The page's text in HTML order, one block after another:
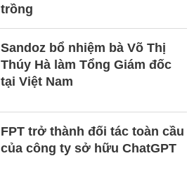
trồng
Sandoz bổ nhiệm bà Võ Thị
Thúy Hà làm Tổng Giám đốc
tại Việt Nam
FPT trở thành đối tác toàn cầu
của công ty sở hữu ChatGPT